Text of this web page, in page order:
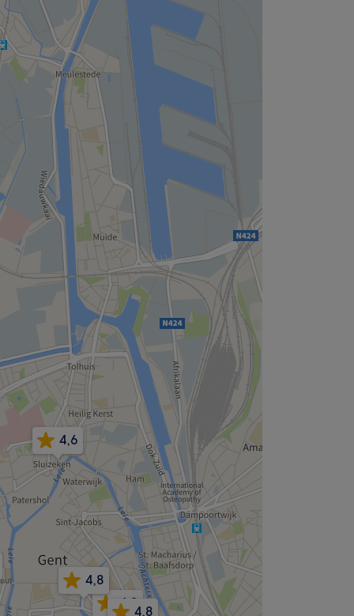
4,9
4,8
4,8
4,6